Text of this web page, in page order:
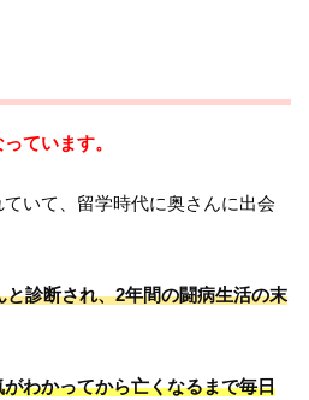
ています。
いて、留学時代に奥さんに出会
診断され、2年間の闘病生活の末
わかってから亡くなるまで毎日